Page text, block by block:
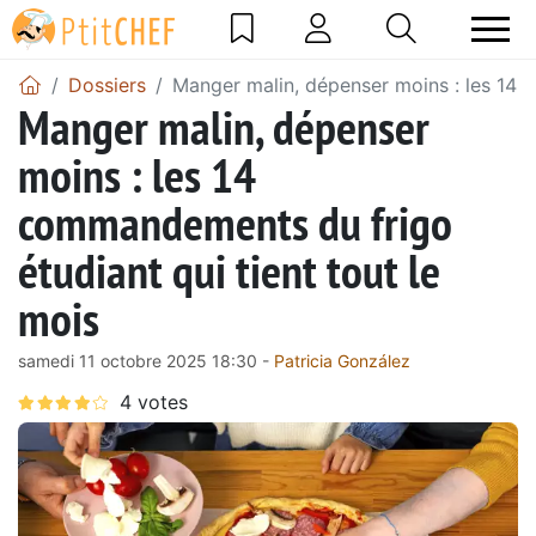
Dossiers Manger malin, dépenser moins : les
Manger malin, dépenser
moins : les 14
commandements du frigo
étudiant qui tient tout le
mois
samedi 11 octobre 2025 18:30 - Patricia González